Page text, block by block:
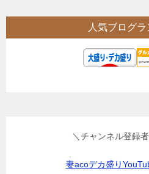
人気ブログ
＼チャンネル登録
妻acoデカ盛り